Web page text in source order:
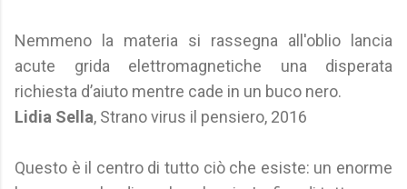
Nemmeno la materia si rassegna all'oblio lancia
acute grida elettromagnetiche una disperata
richiesta d’aiuto mentre cade in un buco nero.
Lidia Sella, Strano virus il pensiero, 2016
Questo è il centro di tutto ciò che esiste: un enorme